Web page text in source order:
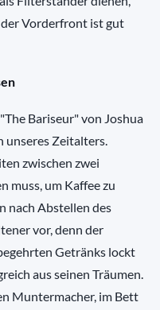
Vorderfront ist gut
Bariseur" von Joshua
unseres Zeitalters.
zwischen zwei
muss, um Kaffee zu
nach Abstellen des
vor, denn der
Getränks lockt
aus seinen Träumen.
Muntermacher, im Bett